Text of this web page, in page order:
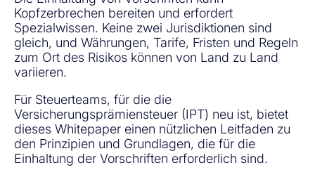
Kopfzerbrechen bereiten und erfordert
Spezialwissen. Keine zwei Jurisdiktionen sind
gleich, und Währungen, Tarife, Fristen und Regeln
zum Ort des Risikos können von Land zu Land
variieren.
Für Steuerteams, für die die
Versicherungsprämiensteuer (IPT) neu ist, bietet
dieses Whitepaper einen nützlichen Leitfaden zu
den Prinzipien und Grundlagen, die für die
Einhaltung der Vorschriften erforderlich sind.